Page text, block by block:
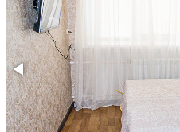
Сравнение
0